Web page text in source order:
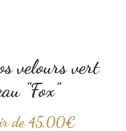
velours vert
"Fox"
de45,00€Prix